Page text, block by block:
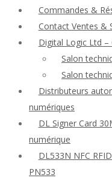
Commandes &
Contact Ventes &
Digital Logic Ltd
Salon
Salon
Distributeurs
numériques
DL Signer Card
numérique
DL533N NFC
PN533